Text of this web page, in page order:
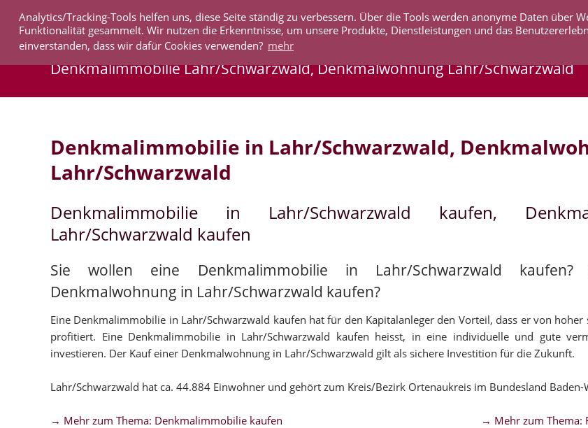
Analytics/Tracking-Tools helfen uns, diese Seite ständig zu verbessern. Über die Tools werden anonyme Daten über
Funktionalität gesammelt. Wir nutzen die Erkenntnisse, um unsere Produkte, Dienstleistungen und das
einverstanden, dass wir dafür Cookies verwenden? mehr
IMMOBILIEN AKTUELLES UNTERNEHMEN SERVICE
Denkmalimmobilie Lahr/Schwarzwald, Denkmalwohnung Lahr/Schwarzwald
Denkmalimmobilie in Lahr/Schwarzwald,
Lahr/Schwarzwald
Denkmalimmobilie in Lahr/Schwarzwald kaufen,
Lahr/Schwarzwald kaufen
Sie wollen eine Denkmalimmobilie in Lahr/Schwarzwald
Denkmalwohnung in Lahr/Schwarzwald kaufen?
Eine Denkmalimmobilie in Lahr/Schwarzwald kaufen hat für den Kapitalanleger den Vorteil, dass er von
profitiert. Eine Denkmalimmobilie in Lahr/Schwarzwald kaufen heisst, in eine individuelle und gute
investieren. Der Kauf einer Denkmalwohnung in Lahr/Schwarzwald gilt als sichere Investition für die Zukunft.
Lahr/Schwarzwald hat ca. 44.884 Einwohner und gehört zum Kreis/Bezirk Ortenaukreis im Bundesland
→ Mehr zum Thema: Denkmalimmobilie kaufen → Mehr zum Thema: